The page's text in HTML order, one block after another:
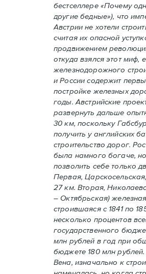
бестселлере «Почему
другие бедные»), что
Австрии не хотели
считая их опасной
продвижением
откуда взялся этот миф,
железнодорожного
и России содержит
постройке железных
годы. Австрийские
развернуть дальше
30 км, поскольку
получить у английских
строительство дорог.
была намного богаче,
позволить себе только
Первая,
27 км. Вторая,
– Октябрьская)
строившаяся с 1841 по
несколько процентов
государственного
млн рублей в год при
бюджете 180 млн
Вена, изначально к